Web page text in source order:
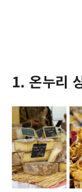
1. 온누리